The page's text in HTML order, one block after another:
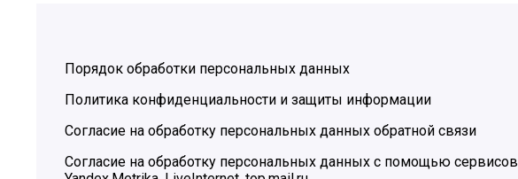
Порядок обработки персональных данных
Политика конфиденциальности и защиты информации
Согласие на обработку персональных данных обратной связи
Согласие на обработку персональных данных с помощью сервисов